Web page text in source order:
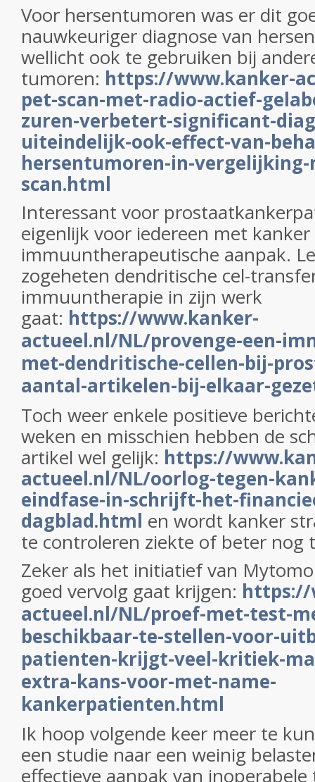
Voor hersentumoren was er dit
nauwkeuriger diagnose van
wellicht ook te gebruiken bij
tumoren: https://www.kanker-
pet-scan-met-radio-actief-
zuren-verbetert-significant-
uiteindelijk-ook-effect-van-
hersentumoren-in-
scan.html
Interessant voor
eigenlijk voor iedereen met
immuuntherapeutische aanpak.
zogeheten dendritische cel-
immuuntherapie in zijn werk
gaat: https://www.kanker-
actueel.nl/NL/provenge-een-
met-dendritische-cellen-bij-
aantal-artikelen-bij-elkaar-
Toch weer enkele positieve
weken en misschien hebben de
artikel wel gelijk: https://
actueel.nl/NL/oorlog-tegen-
eindfase-in-schrijft-het-
dagblad.html en wordt kanker
te controleren ziekte of beter nog
Zeker als het initiatief van
goed vervolg gaat krijgen: https://
actueel.nl/NL/proef-met-test-
beschikbaar-te-stellen-voor-
patienten-krijgt-veel-kritiek-
extra-kans-voor-met-name-
kankerpatienten.html
Ik hoop volgende keer meer te
een studie naar een weinig
effectieve aanpak van